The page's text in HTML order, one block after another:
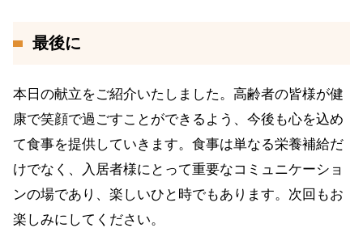
最後に
本日の献立をご紹介いたしました。高齢者の皆様が健
康で笑顔で過ごすことができるよう、今後も心を込め
て食事を提供していきます。食事は単なる栄養補給だ
けでなく、入居者様にとって重要なコミュニケーショ
ンの場であり、楽しいひと時でもあります。次回もお
楽しみにしてください。